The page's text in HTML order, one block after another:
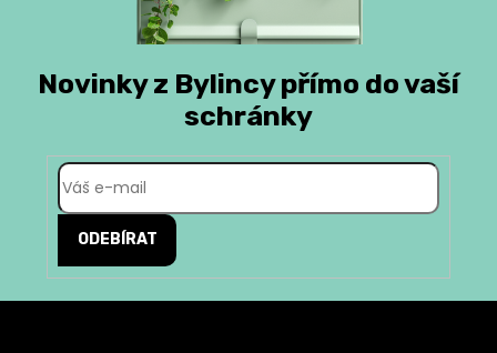
Novinky z Bylincy přímo do vaší
schránky
ODEBÍRAT